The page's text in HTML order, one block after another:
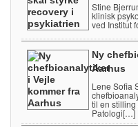
Stine
klinisk
ved Institut
Ny
Aarhus
Lene Sofia
til en
Patologi[…]